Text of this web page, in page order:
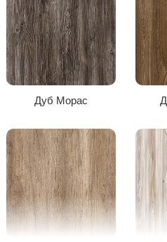
Бук Баварія
Жовтий
колір має свою текстуру та
Дуб Морас